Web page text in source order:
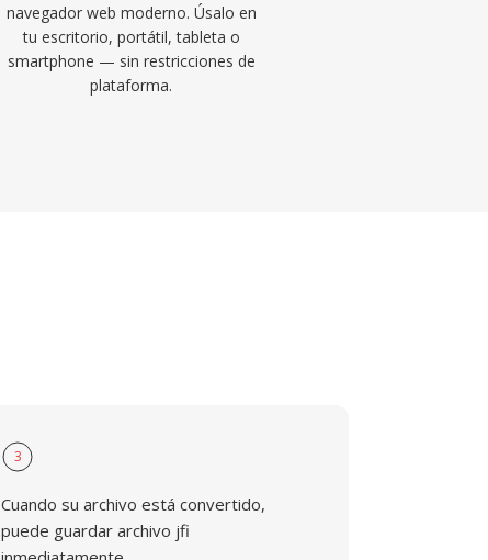
navegador web moderno. Úsalo en
tu escritorio, portátil, tableta o
smartphone — sin restricciones de
plataforma.
3
Cuando su archivo está convertido,
puede guardar archivo jfi